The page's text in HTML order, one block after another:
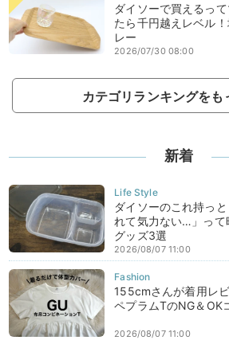
ダイソーで買えるっ
たら千円越えレベル
レー
2026/07/30 08:00
カテゴリランキングをも
新着
ダイソーのこれ持っ
れて気力ない…」って
グッズ3選
2026/08/07 11:00
155cmさんが着用レ
ペプラムTのNG＆OK
2026/08/07 11:00